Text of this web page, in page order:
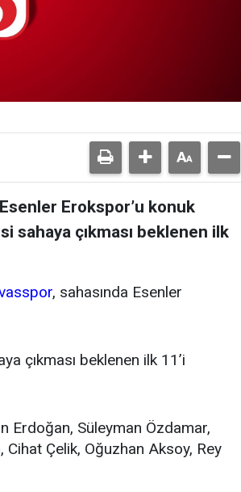
Erokspor’u konuk
sahaya çıkması beklenen ilk
, sahasında Esenler
çıkması beklenen ilk 11’i
Erdoğan, Süleyman Özdamar,
Çelik, Oğuzhan Aksoy, Rey